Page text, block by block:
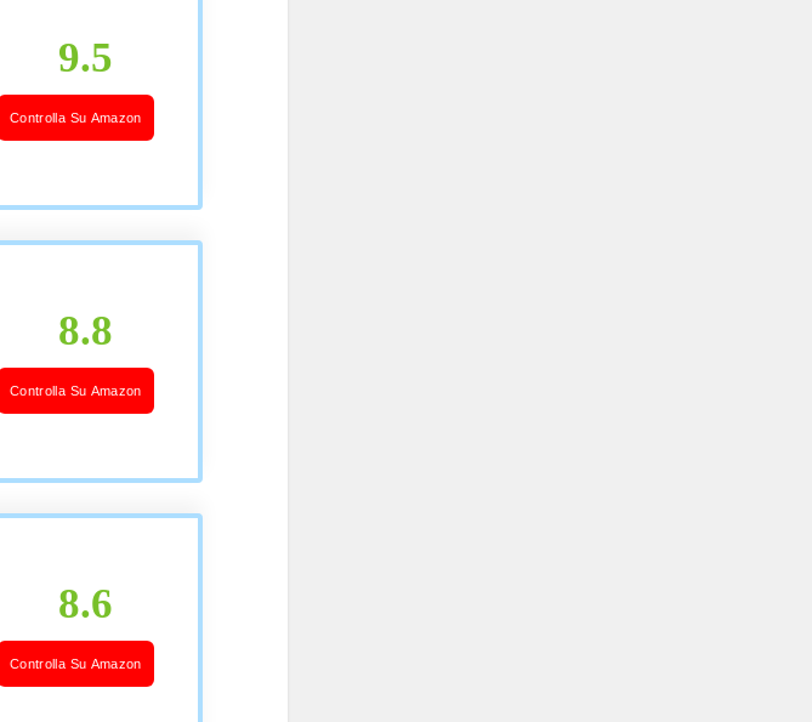
9.5
Controlla Su Amazon
8.8
Controlla Su Amazon
8.6
Controlla Su Amazon